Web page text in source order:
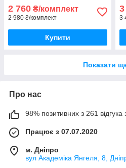
2 760 ₴/комплект
2 980 ₴/комплект
Купити
3
Показати
Про нас
98% позитивних з 261 відгука
Працює з 07.07.2020
м. Дніпро
вул Академіка Янгеля, 8,